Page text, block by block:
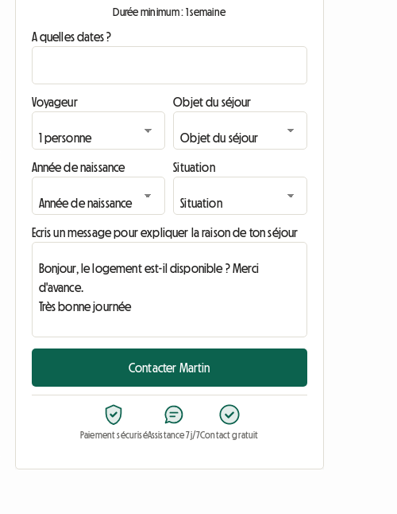
Durée minimum : 1 semaine
A quelles dates ?
Voyageur Objet du séjour
Année de naissance Situation
Ecris un message pour expliquer la raison de ton séjour
Contacter Martin
Paiement sécuriséAssistance 7j/7Contact gratuit